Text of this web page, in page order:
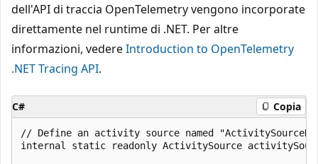
dell'API di traccia OpenTelemetry vengono incorporate
direttamente nel runtime di .NET. Per altre
informazioni, vedereIntroduction to OpenTelemetry
.NET Tracing API.
C# Copia
// Define an activity source named
internal static readonly ActivitySource